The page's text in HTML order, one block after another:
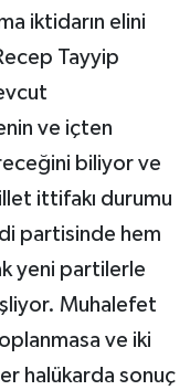
iktidarın elini
Tayyip
ve içten
biliyor ve
ittifakı durumu
partisinde hem
yeni partilerle
Muhalefet
ve iki
halükarda sonuç